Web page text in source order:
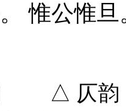
惟公惟旦
韵 △